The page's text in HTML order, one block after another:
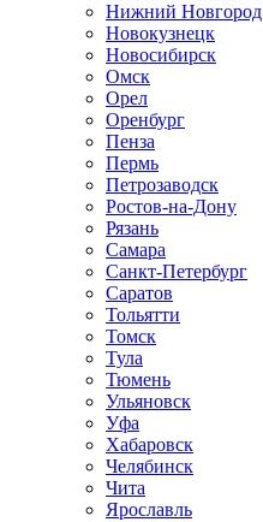
Нижний Новгород
Новокузнецк
Новосибирск
Омск
Орел
Оренбург
Пенза
Пермь
Петрозаводск
Ростов-на-Дону
Рязань
Самара
Санкт-Петербург
Саратов
Тольятти
Томск
Тула
Тюмень
Ульяновск
Уфа
Хабаровск
Челябинск
Чита
Ярославль